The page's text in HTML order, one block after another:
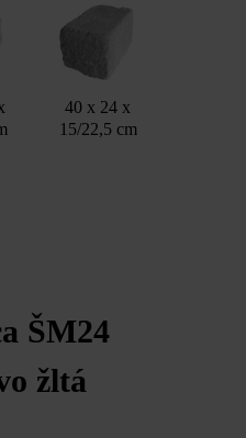
40 x 24 x
15/22,5 cm
ŠM24
žltá